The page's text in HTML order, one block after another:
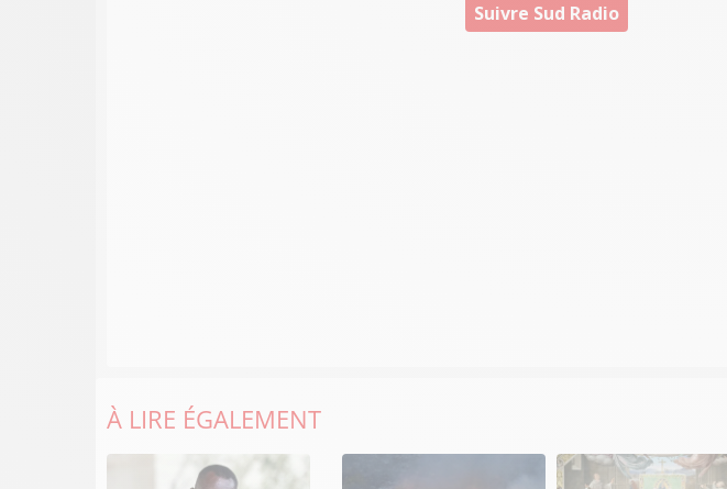
Suivre Sud Radio
À LIRE ÉGALEMENT